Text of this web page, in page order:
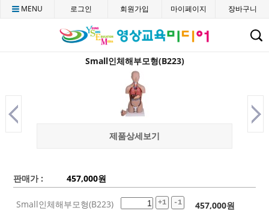
CMENU 로그인 회원가입 마이페이지 장바구니
Small인체해부모형(B223)
제품상세보기
판매가 : 457,000원
Small인체해부모형(B223) +1 -1 457,000원